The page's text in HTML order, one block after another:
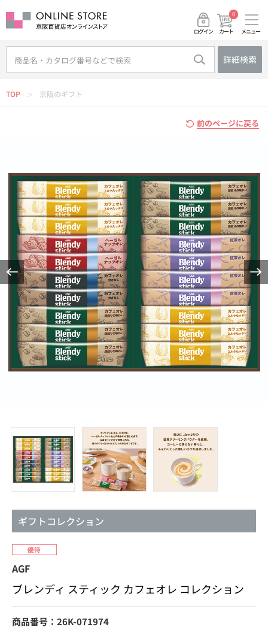
ログイン カート
0
メニュー
詳細検索
TOP ＞ 京阪のギフト
前のページに戻る
ギフトコレクション
AGF
ブレンディ スティック カフェオレ コレクション
商品番号：26K-071974